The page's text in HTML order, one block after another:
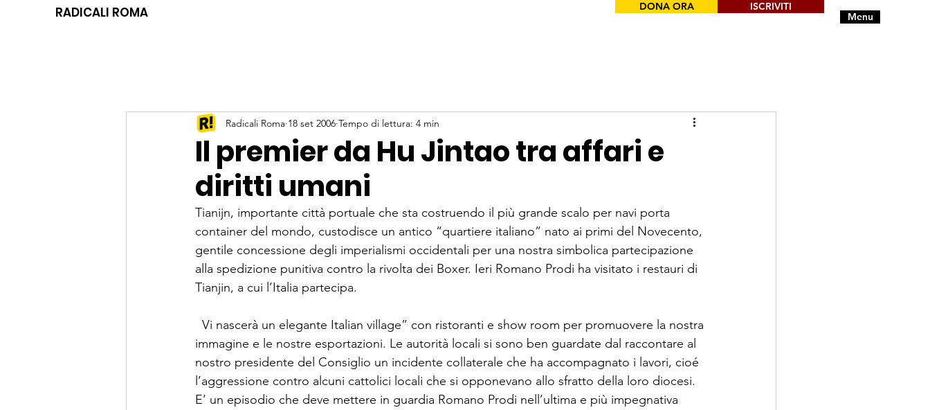
RADICALI ROMA Menu
DONA ORA ISCRIVITI
Il premier da Hu Jintao tra affari e
diritti umani
Radicali Roma 18 set 2006 Tempo di lettura: 4 min
Tianijn, importante città portuale che sta costruendo il più grande scalo per navi porta
container del mondo, custodisce un antico “quartiere italiano” nato ai primi del Novecento,
gentile concessione degli imperialismi occidentali per una nostra simbolica partecipazione
alla spedizione punitiva contro la rivolta dei Boxer. Ieri Romano Prodi ha visitato i restauri di
Tianjin, a cui l’Italia partecipa.
Vi nascerà un elegante Italian village” con ristoranti e show room per promuovere la nostra
immagine e le nostre esportazioni. Le autorità locali si sono ben guardate dal raccontare al
nostro presidente del Consiglio un incidente collaterale che ha accompagnato i lavori, cioé
l’aggressione contro alcuni cattolici locali che si opponevano allo sfratto della loro diocesi.
E’ un episodio che deve mettere in guardia Romano Prodi nell’ultima e più impegnativa